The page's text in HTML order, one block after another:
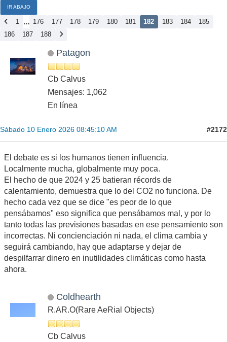
IR ABAJO
1 ... 176 177 178 179 180 181 182 183 184
185
186
187 188
Patagon
Cb Calvus
Mensajes: 1,062
En línea
Sábado 10 Enero 2026 08:45:10 AM #2172
El debate es si los humanos tienen influencia.
Localmente mucha, globalmente muy poca.
El hecho de que 2024 y 25 batieran récords de
calentamiento, demuestra que lo del CO2 no funciona. De
hecho cada vez que se dice "es peor de lo que
pensábamos" eso significa que pensábamos mal, y por lo
tanto todas las previsiones basadas en ese pensamiento son
incorrectas. Ni concienciación ni nada, el clima cambia y
seguirá cambiando, hay que adaptarse y dejar de
despilfarrar dinero en inutilidades climáticas como hasta
ahora.
Coldhearth
R.AR.O(Rare AeRial Objects)
Cb Calvus